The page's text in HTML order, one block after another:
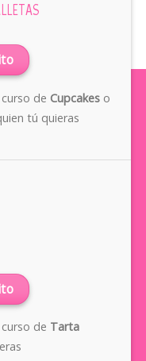
de Cupcakeso
tú quieras
de Tarta